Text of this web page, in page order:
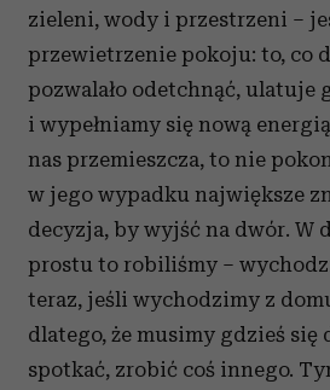
zieleni, wody i przestrzeni –
przewietrzenie pokoju: to, co
pozwalało odetchnąć, ulatuje
i wypełniamy się nową
nas przemieszcza, to nie
w jego wypadku największe
decyzja, by wyjść na dwór. W
prostu to robiliśmy –
teraz, jeśli wychodzimy z
dlatego, że musimy gdzieś się
spotkać, zrobić coś innego.